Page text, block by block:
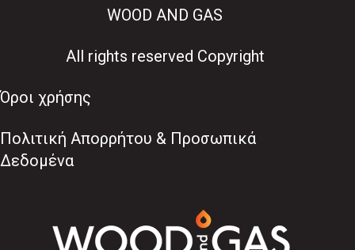
WOOD AND GAS
All rights reserved Copyright
Όροι χρήσης
Πολιτική Απορρήτου & Προσωπικά
Δεδομένα